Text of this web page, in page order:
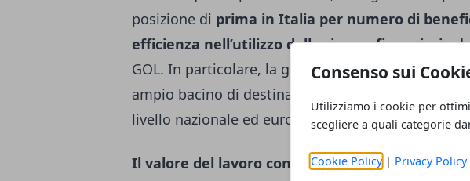
Consenso sui
Utilizziamo i cookie per
scegliere a quali categorie
Cookie Policy| Privacy Policy
posizione di prima in Italia per numero di
efficienza nell’utilizzo delle risorse finanziarie
GOL. In particolare, la gestione attenta dei fondi e
ampio bacino di destinatari rendono la Campania
livello nazionale ed europeo.
Il valore del lavoro condiviso tra enti e istituzioni